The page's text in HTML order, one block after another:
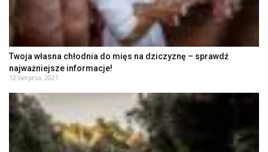
Twoja własna chłodnia do mięs na dziczyznę – sprawdź
najważniejsze informacje!
12 sierpnia, 2021